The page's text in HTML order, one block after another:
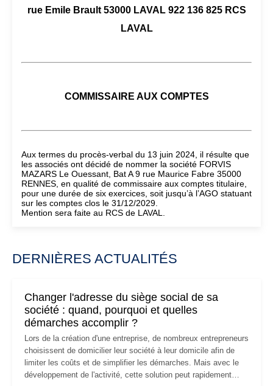
rue Emile Brault 53000 LAVAL 922 136 825 RCS
LAVAL
COMMISSAIRE AUX COMPTES
Aux termes du procès-verbal du 13 juin 2024, il résulte que
les associés ont décidé de nommer la société FORVIS
MAZARS Le Ouessant, Bat A 9 rue Maurice Fabre 35000
RENNES, en qualité de commissaire aux comptes titulaire,
pour une durée de six exercices, soit jusqu’à l’AGO statuant
sur les comptes clos le 31/12/2029.
Mention sera faite au RCS de LAVAL.
DERNIÈRES ACTUALITÉS
Changer l'adresse du siège social de sa
société : quand, pourquoi et quelles
démarches accomplir ?
Lors de la création d'une entreprise, de nombreux entrepreneurs
choisissent de domicilier leur société à leur domicile afin de
limiter les coûts et de simplifier les démarches. Mais avec le
développement de l'activité, cette solution peut rapidement